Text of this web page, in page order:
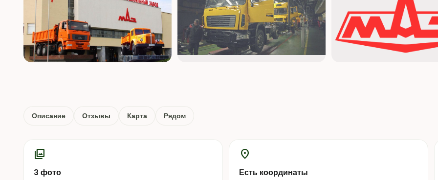
Описание Отзывы Карта Рядом
photo_library
3 фото
location_on
Есть координаты